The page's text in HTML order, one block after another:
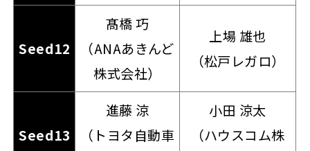
Seed12
髙橋 巧
（ANAあきんど
株式会社）
上場 雄也
（松戸レガロ）
Seed13
進藤 涼
（トヨタ自動車
小田 涼太
（ハウスコム株